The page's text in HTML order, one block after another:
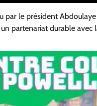
par le président
partenariat durable